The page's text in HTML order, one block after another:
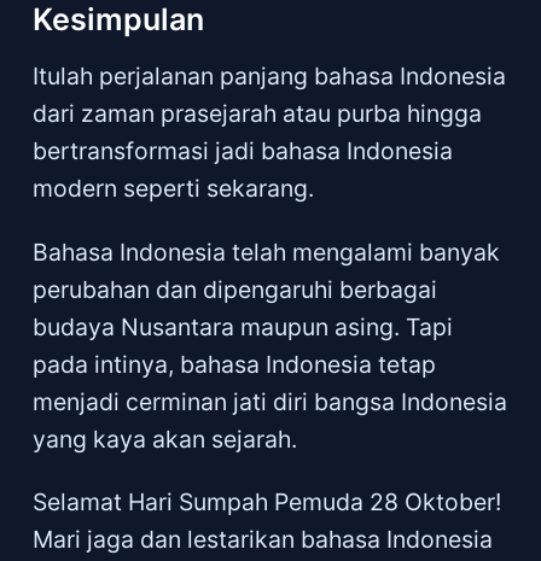
Kesimpulan
Itulah perjalanan panjang bahasa Indonesia
dari zaman prasejarah atau purba hingga
bertransformasi jadi bahasa Indonesia
modern seperti sekarang.
Bahasa Indonesia telah mengalami banyak
perubahan dan dipengaruhi berbagai
budaya Nusantara maupun asing. Tapi
pada intinya, bahasa Indonesia tetap
menjadi cerminan jati diri bangsa Indonesia
yang kaya akan sejarah.
Selamat Hari Sumpah Pemuda 28 Oktober!
Mari jaga dan lestarikan bahasa Indonesia